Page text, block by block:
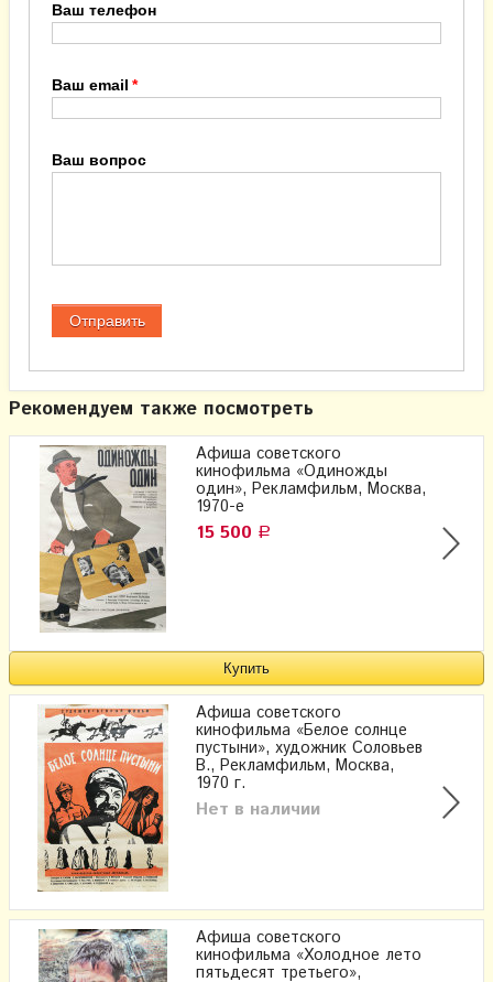
Ваш телефон
Ваш email
Ваш вопрос
Рекомендуем также посмотреть
Афиша советского
кинофильма «Одиножды
один», Рекламфильм, Москва,
1970-е
15 500 Р
Афиша советского
кинофильма «Белое солнце
пустыни», художник Соловьев
В., Рекламфильм, Москва,
1970 г.
Нет в наличии
Афиша советского
кинофильма «Холодное лето
пятьдесят третьего»,